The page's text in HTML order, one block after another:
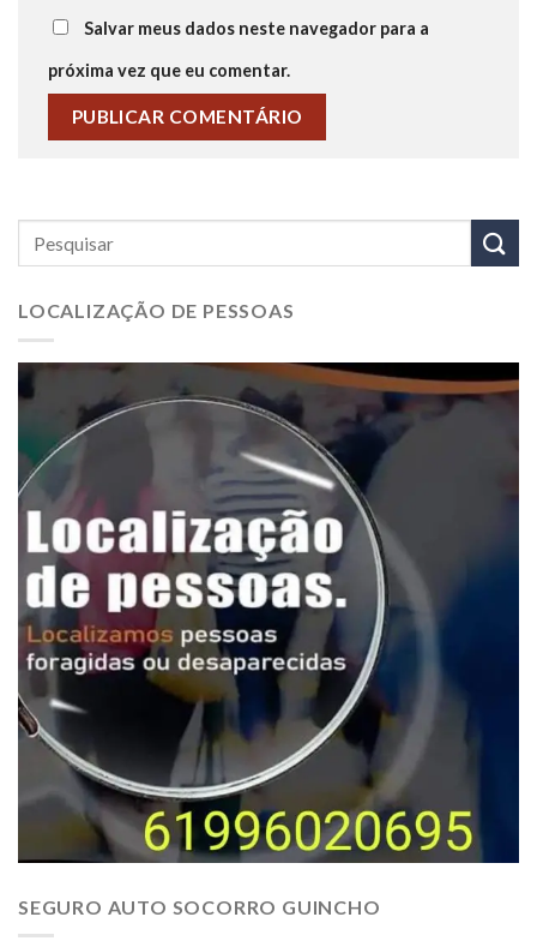
Salvar meus dados neste navegador para a
próxima vez que eu comentar.
LOCALIZAÇÃO DE PESSOAS
SEGURO AUTO SOCORRO GUINCHO